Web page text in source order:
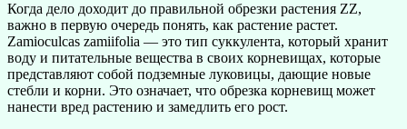
Когда дело доходит до правильной обрезки растения ZZ,
важно в первую очередь понять, как растение растет.
Zamioculcas zamiifolia — это тип суккулента, который хранит
воду и питательные вещества в своих корневищах, которые
представляют собой подземные луковицы, дающие новые
стебли и корни. Это означает, что обрезка корневищ может
нанести вред растению и замедлить его рост.